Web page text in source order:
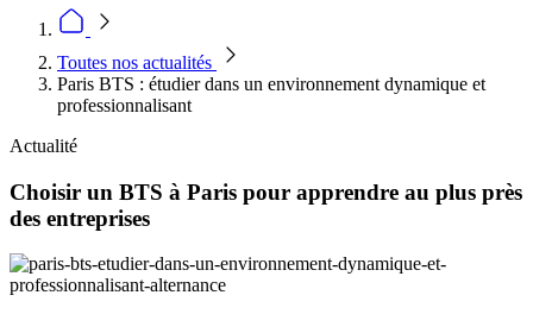
Toutes nos actualités
Paris BTS : étudier dans un environnement dynamique et
professionnalisant
Actualité
Choisir un BTS à Paris pour apprendre au plus près
des entreprises